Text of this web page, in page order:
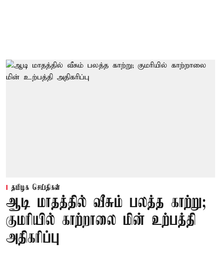
தமிழக செய்திகள்
ஆடி மாதத்தில் வீசும் பலத்த காற்று;
குமரியில் காற்றாலை மின் உற்பத்தி
அதிகரிப்பு